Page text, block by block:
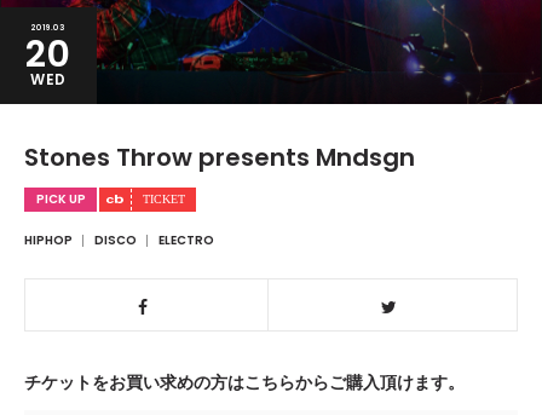
2019.03
20
WED
Stones Throw presents Mndsgn
PICK UP
HIPHOP DISCO ELECTRO
チケットをお買い求めの方はこちらからご購入頂けます。